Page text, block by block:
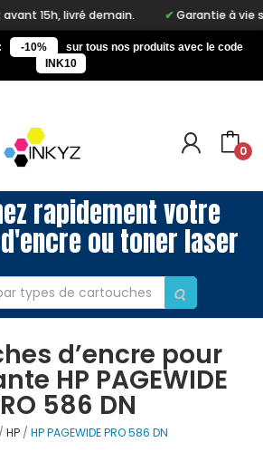
15h, livré demain. Garantie à vie
-10%
sur tous nos produits avec le code
INK10
0
rapidement votre
ou toner laser
d’encre pour
HP PAGEWIDE
586 DN
HP HP PAGEWIDE PRO 586 DN